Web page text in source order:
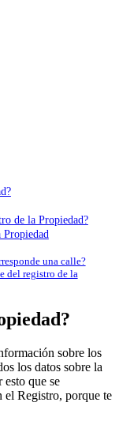
de la Propiedad?
Propiedad
una calle?
del registro de la
sobre los
los datos sobre la
que se
el Registro, porque te